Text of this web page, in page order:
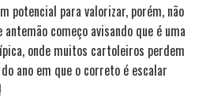
potencial para valorizar, porém, não
começo avisando que é uma
onde muitos cartoleiros perdem
ano em que o correto é escalar